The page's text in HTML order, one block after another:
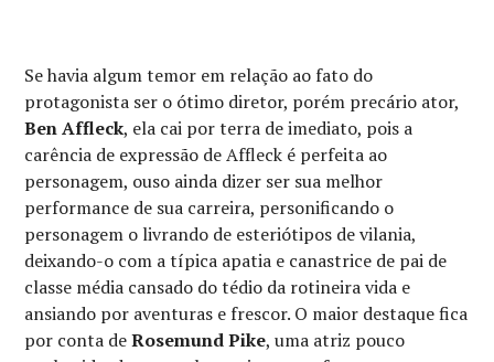
Se havia algum temor em relação ao fato do
protagonista ser o ótimo diretor, porém precário ator,
Ben Affleck, ela cai por terra de imediato, pois a
carência de expressão de Affleck é perfeita ao
personagem, ouso ainda dizer ser sua melhor
performance de sua carreira, personificando o
personagem o livrando de esteriótipos de vilania,
deixando-o com a típica apatia e canastrice de pai de
classe média cansado do tédio da rotineira vida e
ansiando por aventuras e frescor. O maior destaque fica
por conta deRosemund Pike, uma atriz pouco